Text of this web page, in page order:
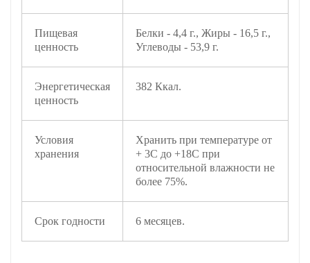
Пищевая
ценность
Белки - 4,4 г., Жиры - 16,5 г.,
Углеводы - 53,9 г.
Энергетическая
ценность
382 Ккал.
Условия
хранения
Хранить при температуре от
+ 3С до +18С при
относительной влажности не
более 75%.
Срок годности 6 месяцев.